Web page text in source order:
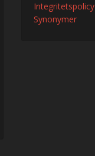
Integritetspolicy
Synonymer